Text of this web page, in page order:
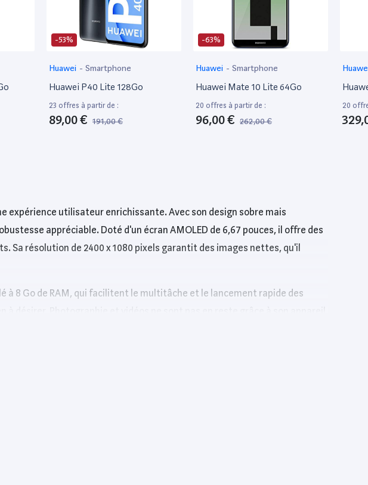
-53%
Huawei - Smartphone
Huawei P40 Lite 128Go
23 offres à partir de :
89,00 € 191,00 €
-63%
Huawei - Smartphone
Huawei Mate 10 Lite 64Go
20 offres à partir de :
96,00 € 262,00 €
20
expérience utilisateur enrichissante. Avec son design sobre mais
appréciable. Doté d'un écran AMOLED de 6,67 pouces, il offre des
résolution de 2400 x 1080 pixels garantit des images nettes, qu'il
à 8 Go de RAM, qui facilitent le multitâche et le lancement rapide des
tandis que la caméra frontale de 16 Mpx garantit d’excellents
de 66W qui recharge le téléphone en un rien de temps. Ce modèle
de connectivité, il prend en charge la 5G pour des téléchargements
en termes de performances et de qualité de l’affichage, rendant cet
et esthétique.